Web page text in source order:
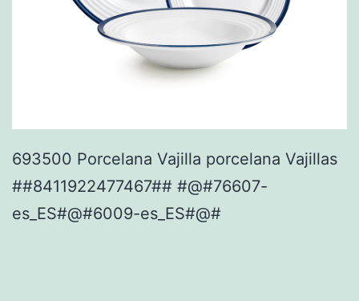
693500 Porcelana Vajilla porcelana Vajillas
##8411922477467## #@#76607-
es_ES#@#6009-es_ES#@#